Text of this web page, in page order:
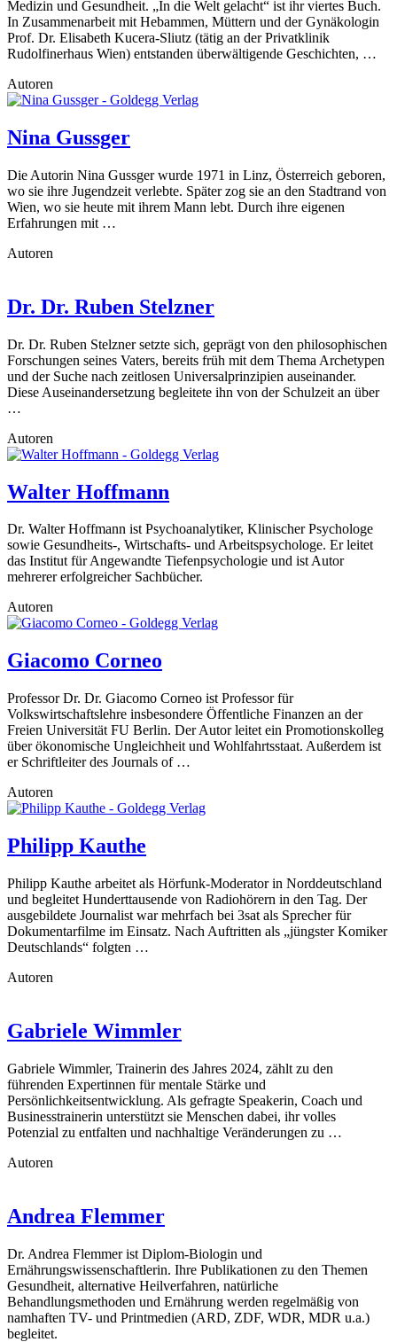
Medizin und Gesundheit. „In die Welt gelacht“ ist ihr viertes Buch.
In Zusammenarbeit mit Hebammen, Müttern und der Gynäkologin
Prof. Dr. Elisabeth Kucera-Sliutz (tätig an der Privatklinik
Rudolfinerhaus Wien) entstanden überwältigende Geschichten, …
Autoren
Nina Gussger
Die Autorin Nina Gussger wurde 1971 in Linz, Österreich geboren,
wo sie ihre Jugendzeit verlebte. Später zog sie an den Stadtrand von
Wien, wo sie heute mit ihrem Mann lebt. Durch ihre eigenen
Erfahrungen mit …
Autoren
Dr. Dr. Ruben Stelzner
Dr. Dr. Ruben Stelzner setzte sich, geprägt von den philosophischen
Forschungen seines Vaters, bereits früh mit dem Thema Archetypen
und der Suche nach zeitlosen Universalprinzipien auseinander.
Diese Auseinandersetzung begleitete ihn von der Schulzeit an über
…
Autoren
Walter Hoffmann
Dr. Walter Hoffmann ist Psychoanalytiker, Klinischer Psychologe
sowie Gesundheits-, Wirtschafts- und Arbeitspsychologe. Er leitet
das Institut für Angewandte Tiefenpsychologie und ist Autor
mehrerer erfolgreicher Sachbücher.
Autoren
Giacomo Corneo
Professor Dr. Dr. Giacomo Corneo ist Professor für
Volkswirtschaftslehre insbesondere Öffentliche Finanzen an der
Freien Universität FU Berlin. Der Autor leitet ein Promotionskolleg
über ökonomische Ungleichheit und Wohlfahrtsstaat. Außerdem ist
er Schriftleiter des Journals of …
Autoren
Philipp Kauthe
Philipp Kauthe arbeitet als Hörfunk-Moderator in Norddeutschland
und begleitet Hunderttausende von Radiohörern in den Tag. Der
ausgebildete Journalist war mehrfach bei 3sat als Sprecher für
Dokumentarfilme im Einsatz. Nach Auftritten als „jüngster Komiker
Deutschlands“ folgten …
Autoren
Gabriele Wimmler
Gabriele Wimmler, Trainerin des Jahres 2024, zählt zu den
führenden Expertinnen für mentale Stärke und
Persönlichkeitsentwicklung. Als gefragte Speakerin, Coach und
Businesstrainerin unterstützt sie Menschen dabei, ihr volles
Potenzial zu entfalten und nachhaltige Veränderungen zu …
Autoren
Andrea Flemmer
Dr. Andrea Flemmer ist Diplom-Biologin und
Ernährungswissenschaftlerin. Ihre Publikationen zu den Themen
Gesundheit, alternative Heilverfahren, natürliche
Behandlungsmethoden und Ernährung werden regelmäßig von
namhaften TV- und Printmedien (ARD, ZDF, WDR, MDR u.a.)
begleitet.